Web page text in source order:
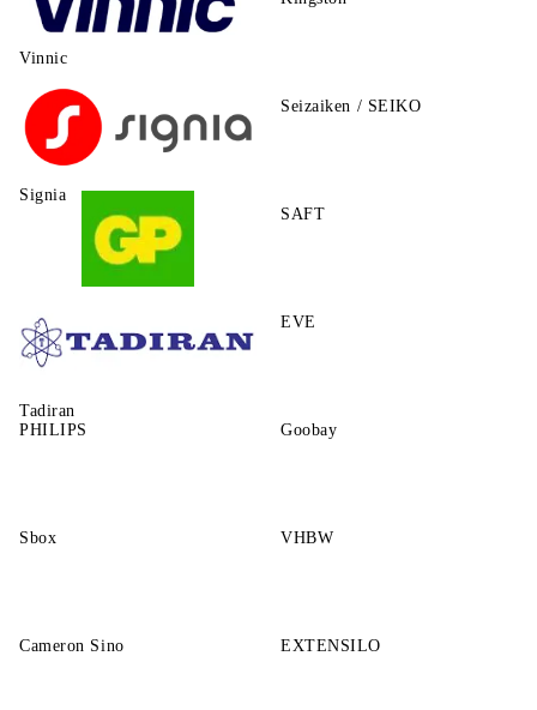
Vinnic
Signia
Seizaiken / SEIKO
SAFT
Tadiran
EVE
PHILIPS Goobay
Sbox VHBW
Cameron Sino EXTENSILO